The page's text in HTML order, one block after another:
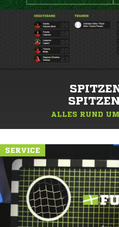
ALLES RUND
SERVICE